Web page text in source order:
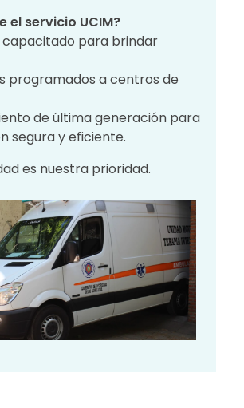
el servicio UCIM?
capacitado para brindar
programados a centros de
de última generación para
segura y eficiente.
es nuestra prioridad.